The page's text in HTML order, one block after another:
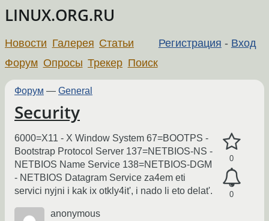
LINUX.ORG.RU
Регистрация - Вход
Новости Галерея Статьи
Форум Опросы Трекер Поиск
Форум — General
Security
0
0
6000=X11 - X Window System 67=BOOTPS -
Bootstrap Protocol Server 137=NETBIOS-NS -
NETBIOS Name Service 138=NETBIOS-DGM
- NETBIOS Datagram Service za4em eti
servici nyjni i kak ix otkly4it', i nado li eto delat'.
anonymous